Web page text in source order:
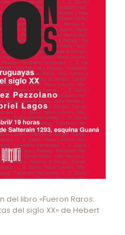
del libro «Fueron Raros:
del siglo XX» de Hebert